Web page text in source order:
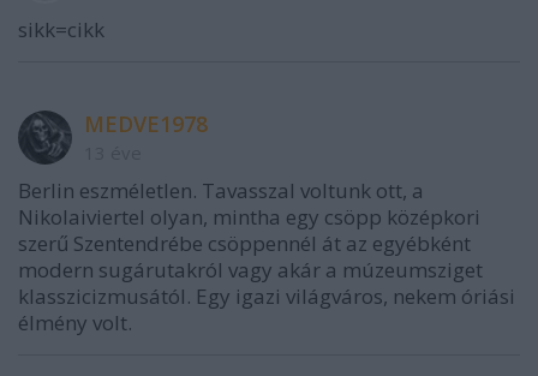
sikk=cikk
MEDVE1978
Berlin eszméletlen. Tavasszal voltunk ott, a
Nikolaiviertel olyan, mintha egy csöpp középkori
szerű Szentendrébe csöppennél át az egyébként
modern sugárutakról vagy akár a múzeumsziget
klasszicizmusától. Egy igazi világváros, nekem óriási
élmény volt.